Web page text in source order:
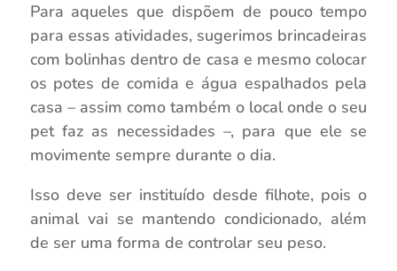
Para aqueles que dispõem de pouco tempo
para essas atividades, sugerimos brincadeiras
com bolinhas dentro de casa e mesmo colocar
os potes de comida e água espalhados pela
casa – assim como também o local onde o seu
pet faz as necessidades –, para que ele se
movimente sempre durante o dia.
Isso deve ser instituído desde filhote, pois o
animal vai se mantendo condicionado, além
de ser uma forma de controlar seu peso.